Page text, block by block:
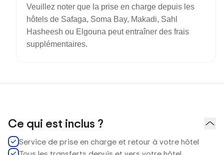
Veuillez noter que la prise en charge depuis les
hôtels de Safaga, Soma Bay, Makadi, Sahl
Hasheesh ou Elgouna peut entraîner des frais
supplémentaires.
Ce qui est inclus ?
Service de prise en charge et retour à votre hôtel